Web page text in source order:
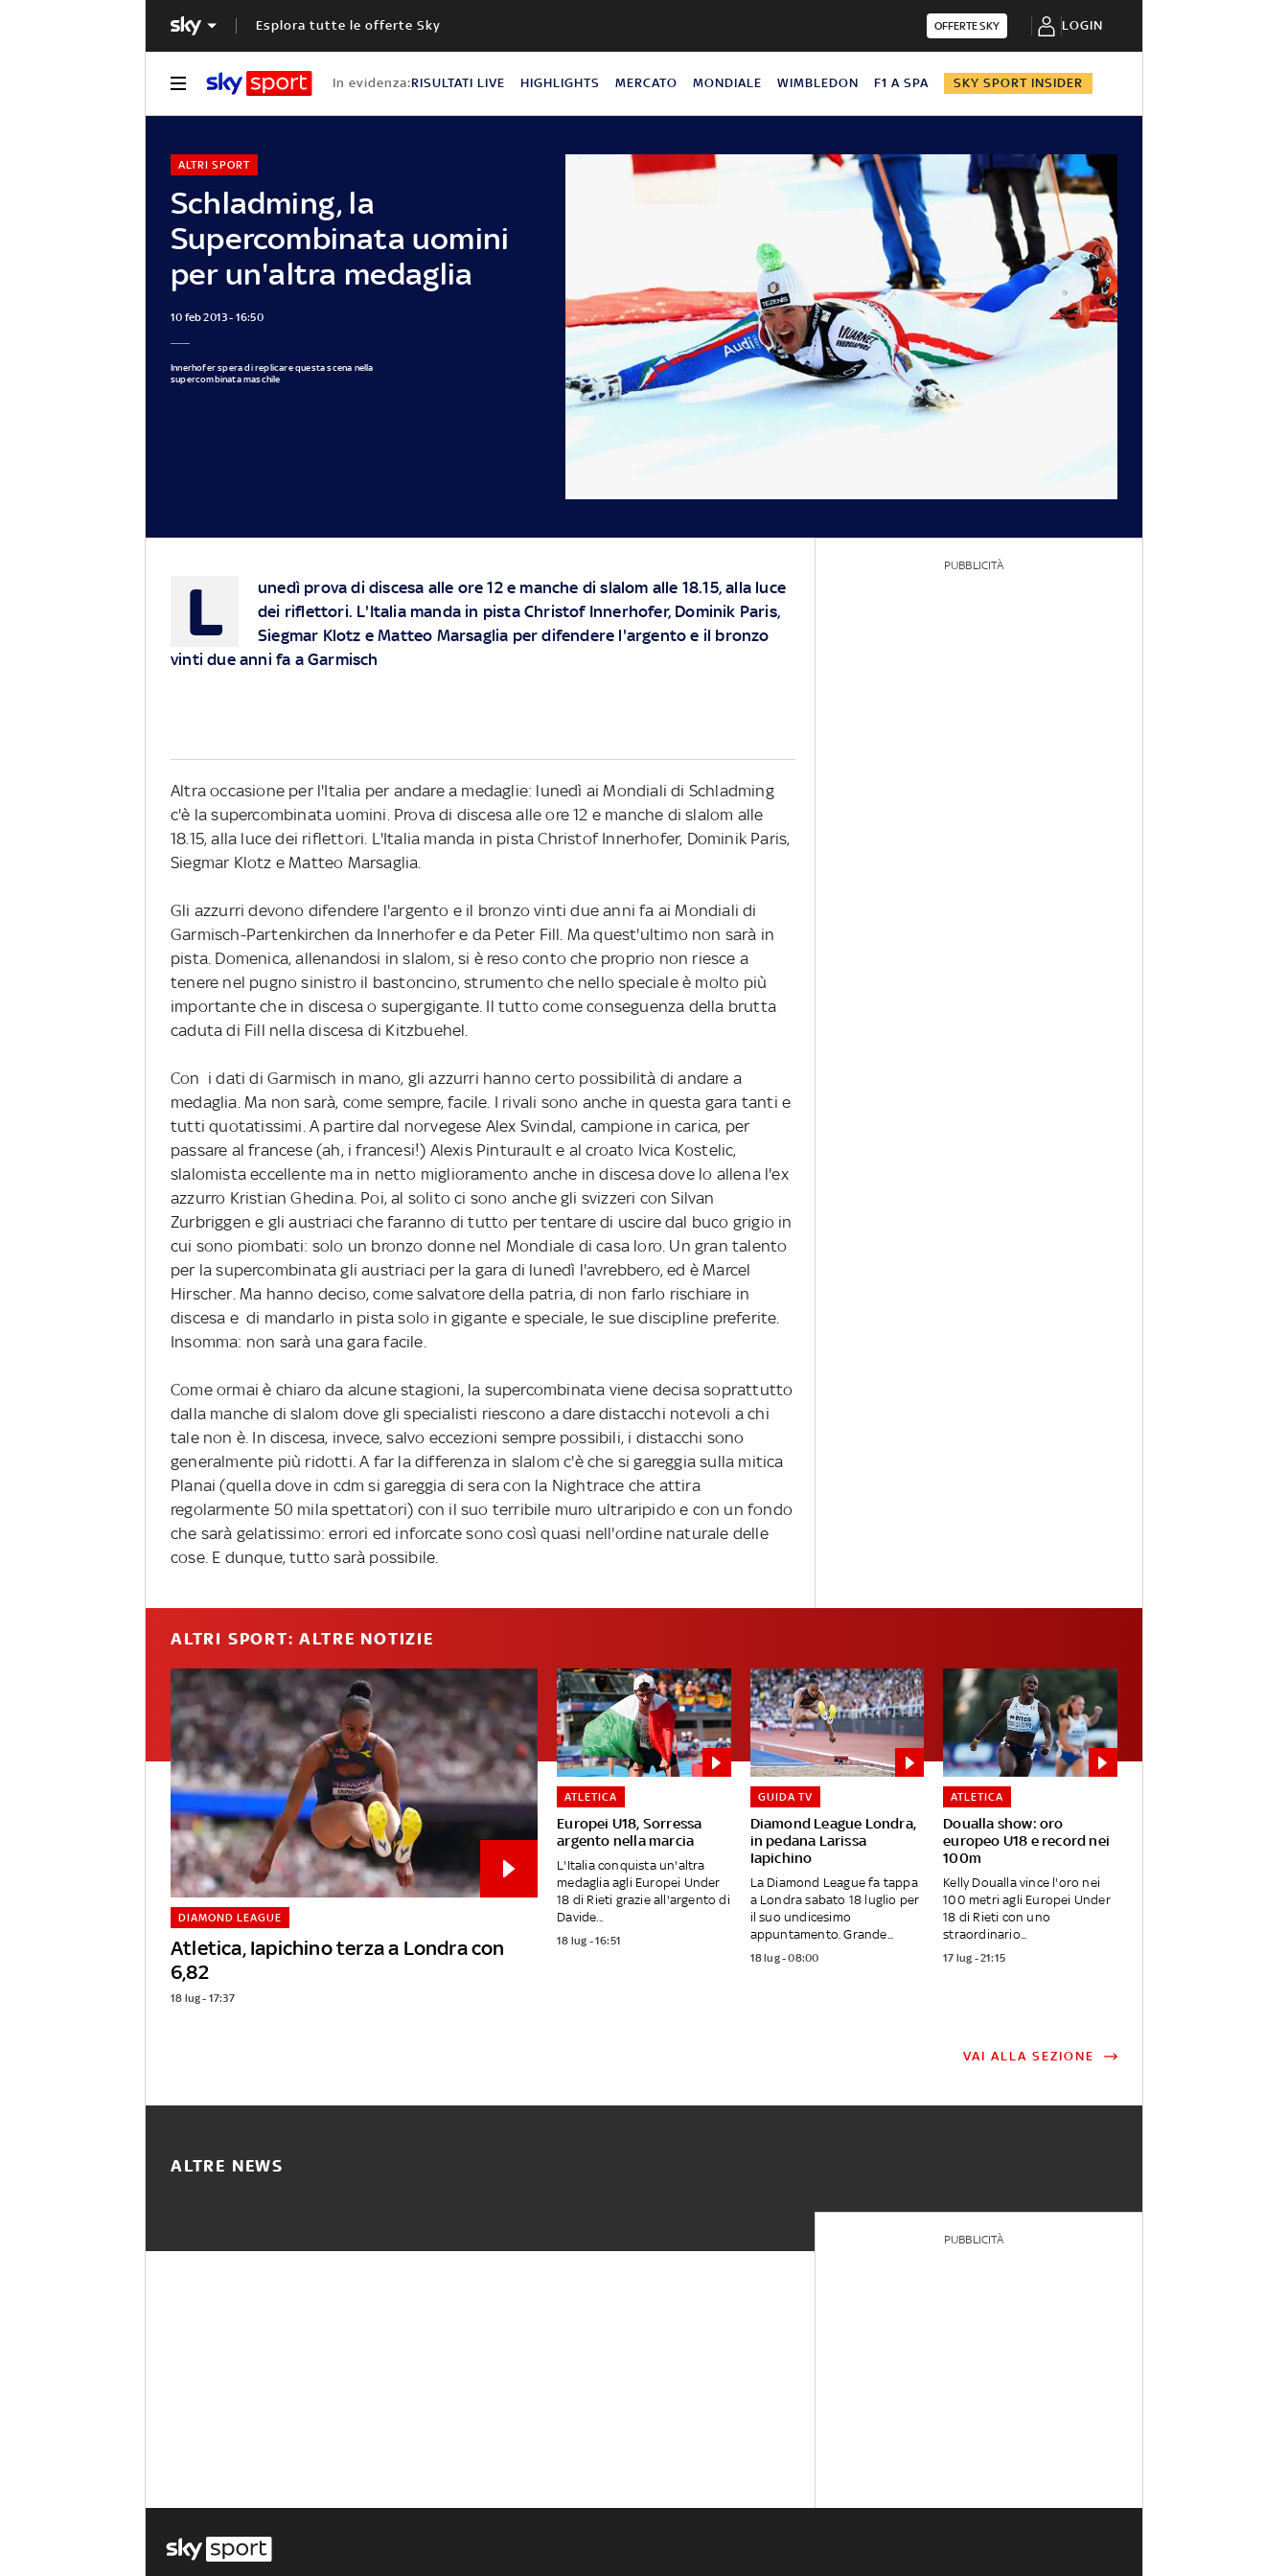
Esplora tutte le offerte Sky OFFERTE SKY LOGIN
In evidenza:RISULTATI LIVE HIGHLIGHTS MERCATO MONDIALE WIMBLEDON F1 A SPA SKY SPORT INSIDER
Schladming, la
Supercombinata uomini
per un'altra medaglia
ALTRI SPORT
10 feb 2013 - 16:50
Innerhofer spera di replicare questa scena nella
supercombinata maschile
L
unedì prova di discesa alle ore 12 e manche di slalom alle 18.15, alla luce
dei riflettori. L'Italia manda in pista Christof Innerhofer, Dominik Paris,
Siegmar Klotz e Matteo Marsaglia per difendere l'argento e il bronzo
vinti due anni fa a Garmisch
Altra occasione per l'Italia per andare a medaglie: lunedì ai Mondiali di Schladming
c'è la supercombinata uomini. Prova di discesa alle ore 12 e manche di slalom alle
18.15, alla luce dei riflettori. L'Italia manda in pista Christof Innerhofer, Dominik Paris,
Siegmar Klotz e Matteo Marsaglia.
Gli azzurri devono difendere l'argento e il bronzo vinti due anni fa ai Mondiali di
Garmisch-Partenkirchen da Innerhofer e da Peter Fill. Ma quest'ultimo non sarà in
pista. Domenica, allenandosi in slalom, si è reso conto che proprio non riesce a
tenere nel pugno sinistro il bastoncino, strumento che nello speciale è molto più
importante che in discesa o supergigante. Il tutto come conseguenza della brutta
caduta di Fill nella discesa di Kitzbuehel.
Con i dati di Garmisch in mano, gli azzurri hanno certo possibilità di andare a
medaglia. Ma non sarà, come sempre, facile. I rivali sono anche in questa gara tanti e
tutti quotatissimi. A partire dal norvegese Alex Svindal, campione in carica, per
passare al francese (ah, i francesi!) Alexis Pinturault e al croato Ivica Kostelic,
slalomista eccellente ma in netto miglioramento anche in discesa dove lo allena l'ex
azzurro Kristian Ghedina. Poi, al solito ci sono anche gli svizzeri con Silvan
Zurbriggen e gli austriaci che faranno di tutto per tentare di uscire dal buco grigio in
cui sono piombati: solo un bronzo donne nel Mondiale di casa loro. Un gran talento
per la supercombinata gli austriaci per la gara di lunedì l'avrebbero, ed è Marcel
Hirscher. Ma hanno deciso, come salvatore della patria, di non farlo rischiare in
discesa e di mandarlo in pista solo in gigante e speciale, le sue discipline preferite.
Insomma: non sarà una gara facile.
Come ormai è chiaro da alcune stagioni, la supercombinata viene decisa soprattutto
dalla manche di slalom dove gli specialisti riescono a dare distacchi notevoli a chi
tale non è. In discesa, invece, salvo eccezioni sempre possibili, i distacchi sono
generalmente più ridotti. A far la differenza in slalom c'è che si gareggia sulla mitica
Planai (quella dove in cdm si gareggia di sera con la Nightrace che attira
regolarmente 50 mila spettatori) con il suo terribile muro ultraripido e con un fondo
che sarà gelatissimo: errori ed inforcate sono così quasi nell'ordine naturale delle
cose. E dunque, tutto sarà possibile.
PUBBLICITÀ
ALTRI SPORT: ALTRE NOTIZIE
Atletica, Iapichino terza a Londra con
6,82
DIAMOND LEAGUE
18 lug - 17:37
Europei U18, Sorressa
argento nella marcia
ATLETICA
L'Italia conquista un'altra
medaglia agli Europei Under
18 di Rieti grazie all'argento di
Davide...
18 lug - 16:51
Diamond League Londra,
in pedana Larissa
Iapichino
GUIDA TV
La Diamond League fa tappa
a Londra sabato 18 luglio per
il suo undicesimo
appuntamento. Grande...
18 lug - 08:00
Doualla show: oro
europeo U18 e record nei
100m
ATLETICA
Kelly Doualla vince l'oro nei
100 metri agli Europei Under
18 di Rieti con uno
straordinario...
17 lug - 21:15
VAI ALLA SEZIONE
ALTRE NEWS
PUBBLICITÀ